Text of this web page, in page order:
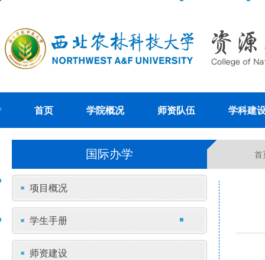
首页 学院概况 师资队伍 学科建
国际办学 首
项目概况
学生手册
师资建设